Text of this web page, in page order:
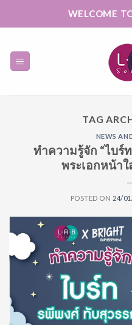
WELCOME
TAG
NEWS
ทำความรู้จัก “ไบร์
พระเอกหน้า
POSTED ON 24/